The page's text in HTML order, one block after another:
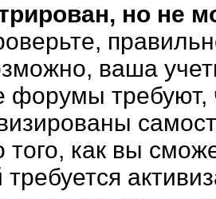
но не
ваша
форумы требуют,
как вы
требуется